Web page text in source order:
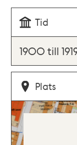
Tid
1900 till
Plats